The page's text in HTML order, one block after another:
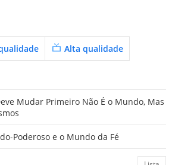
Alta qualidade
Mudar Primeiro Não É o Mundo, Mas
Poderoso e o Mundo da Fé